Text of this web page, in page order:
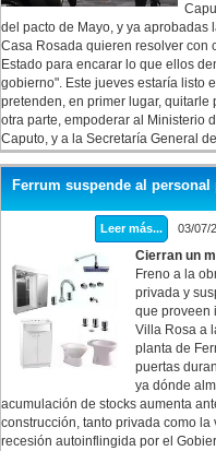
del pacto de Mayo, y ya aprobadas
Casa Rosada quieren resolver con
Estado para encarar lo que ellos
gobierno". Este jueves estaría listo
pretenden, en primer lugar, quitarle
otra parte, empoderar al Ministerio
Caputo, y a la Secretaría General
Milei, y, por último, darle algunas
"desregulación" destinado para
Ferrum suspende al
Leer más... 03/
Cierran un
Freno a la
privada y
que proveen
Villa Rosa a
planta de
puertas
ya dónde
acumulación de stocks aumenta
construcción, tanto privada como
recesión autoinflingida por el